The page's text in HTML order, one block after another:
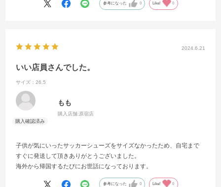
参考になった 0 Like! 0
2024.6.21
いい店員さんでした。
サイズ：26.5
もも
購入店舗:原宿店
子供が気にいったサッカーシューズをサイズなかったため、自宅まで
すぐに発送して頂きありがとうございました。
海外から帰国するたびにお世話になっております。
参考になった 0 Like! 0